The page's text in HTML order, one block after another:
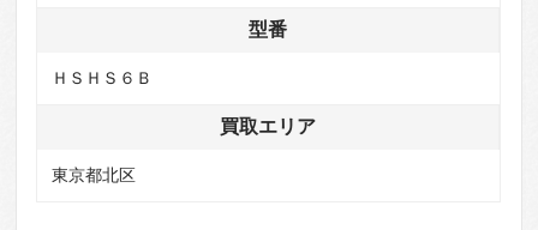
型番
ＨＳＨＳ６Ｂ
買取エリア
東京都北区